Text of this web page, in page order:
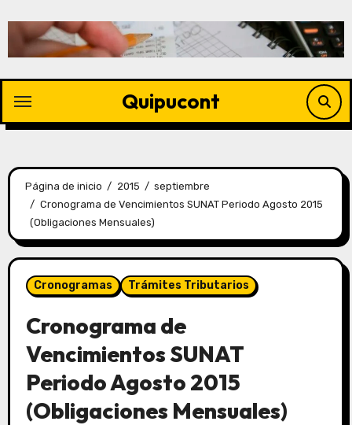
Quipucont
Página de inicio 2015
septiembre
Cronograma de Vencimientos SUNAT Periodo Agosto 2015
(Obligaciones Mensuales)
Cronogramas Trámites Tributarios
Cronograma de
Vencimientos SUNAT
Periodo Agosto 2015
(Obligaciones Mensuales)